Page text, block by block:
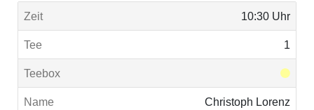
10:30 Uhr
1
Christoph Lorenz